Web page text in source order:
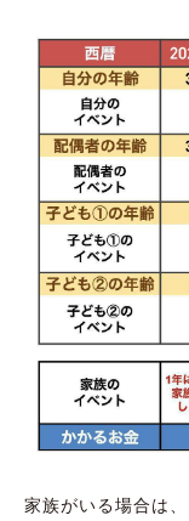
家族がいる場合は、